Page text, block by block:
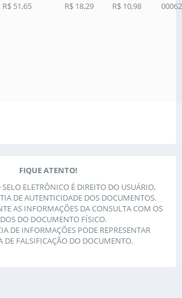
R$ 51,65 R$ 18,29 R$ 10,98
FIQUE ATENTO!
ELETRÔNICO É DIREITO DO USUÁRIO,
DE AUTENTICIDADE DOS DOCUMENTOS.
AS INFORMAÇÕES DA CONSULTA COM OS
DO DOCUMENTO FÍSICO.
DE INFORMAÇÕES PODE REPRESENTAR
DE FALSIFICAÇÃO DO DOCUMENTO.